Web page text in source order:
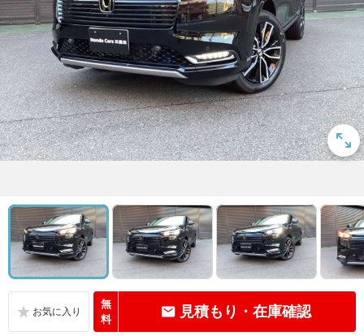
無
料
見積もり・在庫確認